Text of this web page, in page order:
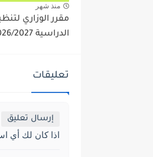
منذ شهر
مقرر الوزاري
الدراسية 2026/2027
تعليقات
إرسال تعليق
اذا كان لك أي